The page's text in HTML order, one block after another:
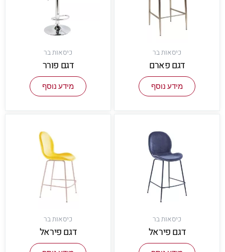
כיסאות בר
דגם פארם
מידע נוסף
כיסאות בר
דגם פורר
מידע נוסף
כיסאות בר
דגם פיראל
כיסאות בר
דגם פיראל